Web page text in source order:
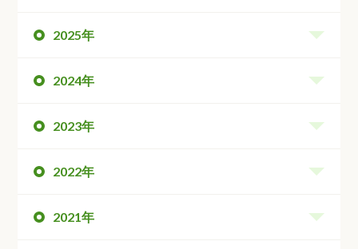
2025年
2024年
2023年
2022年
2021年